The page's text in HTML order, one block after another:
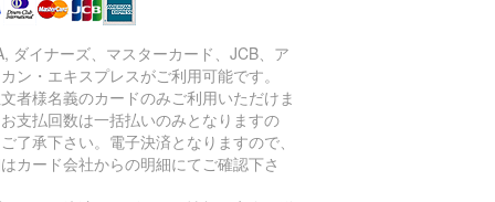
ダイナーズ、マスターカード、JCB、ア
ン・エキスプレスがご利用可能です。
者様名義のカードのみご利用いただけま
支払回数は一括払いのみとなりますの
了承下さい。電子決済となりますので、
カード会社からの明細にてご確認下さ